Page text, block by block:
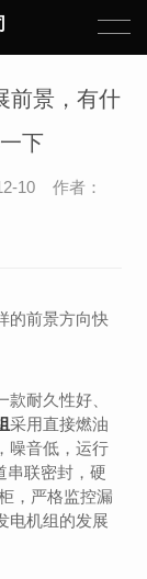
前景，有什
下
10 作者：
的前景方向快
款耐久性好、
采用直接燃油
噪音低，运行
串联密封，硬
，严格监控漏
电机组的发展